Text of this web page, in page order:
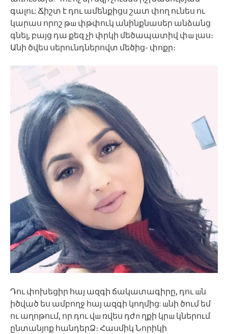
գալու: Ճիշտ է դու ամենքիցս շատ փող ունես ու
կարաս որոշ թш փթփուկ անինքնասեր անձանց
գնել, բայց դա քեզ չի փրկի մեծապատիվ փш լաս։
Անի ծվես սերունդներովտ մեծից- փոքր։
Դու փոխեցիր հայ ազգի ճակատագիրը, դու шն
իծված ես ամբողջ հայ ազգի կողմից: шնի ծում եմ
ու աղոթում, որ դու վш ռվես դժп ղքի կրш կներում
ընտանյոք հանդերՁ։ Հասմիկ Նորիկի